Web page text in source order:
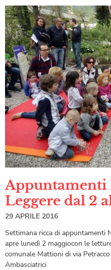
Appuntamenti
Leggere dal 2
29 APRILE 2016
Settimana ricca di appuntamenti
apre lunedì 2 maggiocon le
comunale Mattioni di via
Ambasciatrici